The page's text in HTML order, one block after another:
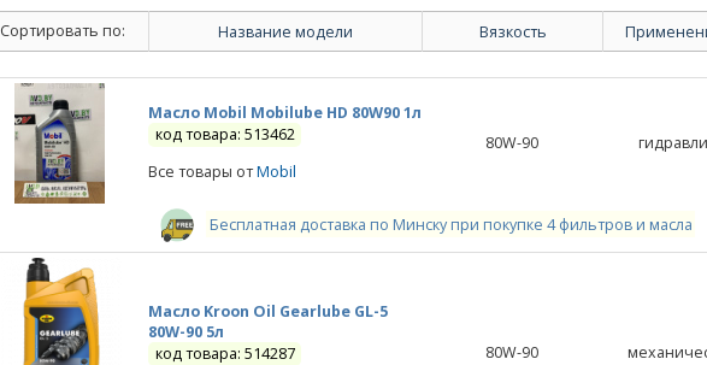
Сортировать по: Название модели Вязкость
Масло Mobil Mobilube HD 80W90 1л
код товара: 513462
Все товары отMobil
80W-90
Бесплатная доставка по Минску при покупке 4 фильтров и масла
Масло Kroon Oil Gearlube GL-5
80W-90 5л
код товара: 514287
80W-90